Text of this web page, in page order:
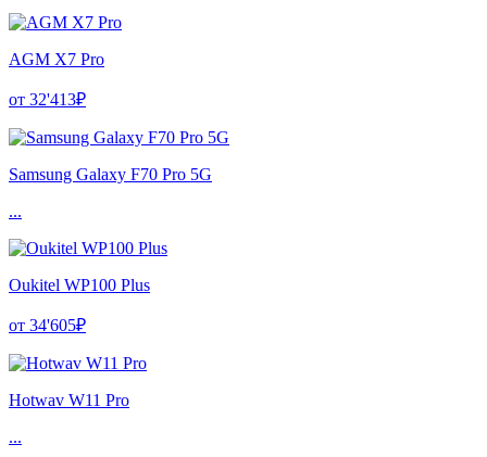
AGM X7 Pro
от 32'413₽
Samsung Galaxy F70 Pro 5G
...
Oukitel WP100 Plus
от 34'605₽
Hotwav W11 Pro
...